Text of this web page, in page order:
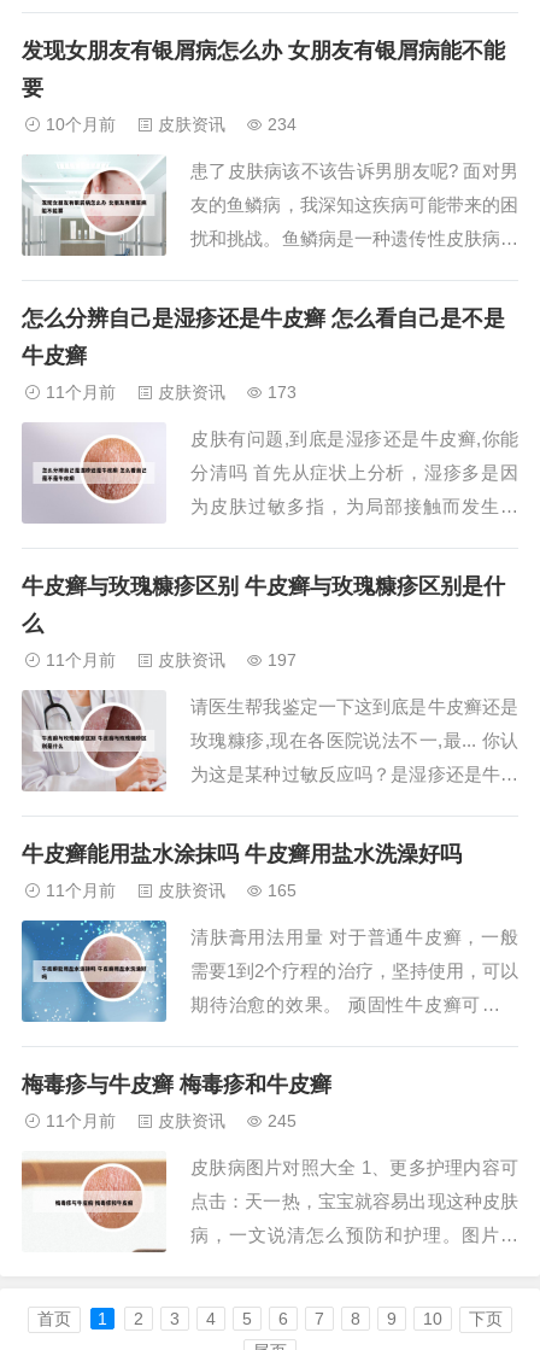
子，可确诊为股癣。这是因为股癣由皮肤
表现和实验室检测两方面入手：临床表现
差异股癣的皮...
发现女朋友有银屑病怎么办 女朋友有银屑病能不能
要
10个月前 皮肤资讯 234
患了皮肤病该不该告诉男朋友呢? 面对男
友的鱼鳞病，我深知这疾病可能带来的困
扰和挑战。鱼鳞病是一种遗传性皮肤病，
病不仅会给孩子带来身体上的不适，更可
受这份痛苦。然而，家庭的反对让我陷入
了深深的纠...
怎么分辨自己是湿疹还是牛皮癣 怎么看自己是不是
牛皮癣
11个月前 皮肤资讯 173
皮肤有问题,到底是湿疹还是牛皮癣,你能
分清吗 首先从症状上分析，湿疹多是因
为皮肤过敏多指，为局部接触而发生病
癣患者也可有上述现象，但典型的 寻常
治疗应内用和外用药物一起，加之饮食忌
口。就没问题...
牛皮癣与玫瑰糠疹区别 牛皮癣与玫瑰糠疹区别是什
么
11个月前 皮肤资讯 197
请医生帮我鉴定一下这到底是牛皮癣还是
玫瑰糠疹,现在各医院说法不一,最... 你认
为这是某种过敏反应吗？是湿疹还是牛皮
楚我的问题的答案。尽管如此，我仍在等
终于被转介绍给了一位真正的皮肤科医
生。看...
牛皮癣能用盐水涂抹吗 牛皮癣用盐水洗澡好吗
11个月前 皮肤资讯 165
清肤膏用法用量 对于普通牛皮癣，一般
需要1到2个疗程的治疗，坚持使用，可以
期待治愈的效果。 顽固性牛皮癣可能需
疗可以有望达到痊愈。 湿疹的治疗周期
法： 清洁患处：使用淡盐水清洗患处，
去除污...
梅毒疹与牛皮癣 梅毒疹和牛皮癣
11个月前 皮肤资讯 245
皮肤病图片对照大全 1、更多护理内容可
点击：天一热，宝宝就容易出现这种皮肤
病，一文说清怎么预防和护理。图片来
aIDx症状痱子和湿疹是夏天宝宝最常见的
皮肤问题，看起来都像小红点。痱子最容
首页 1 2 3 4 5 6 7 8 9 10
下页